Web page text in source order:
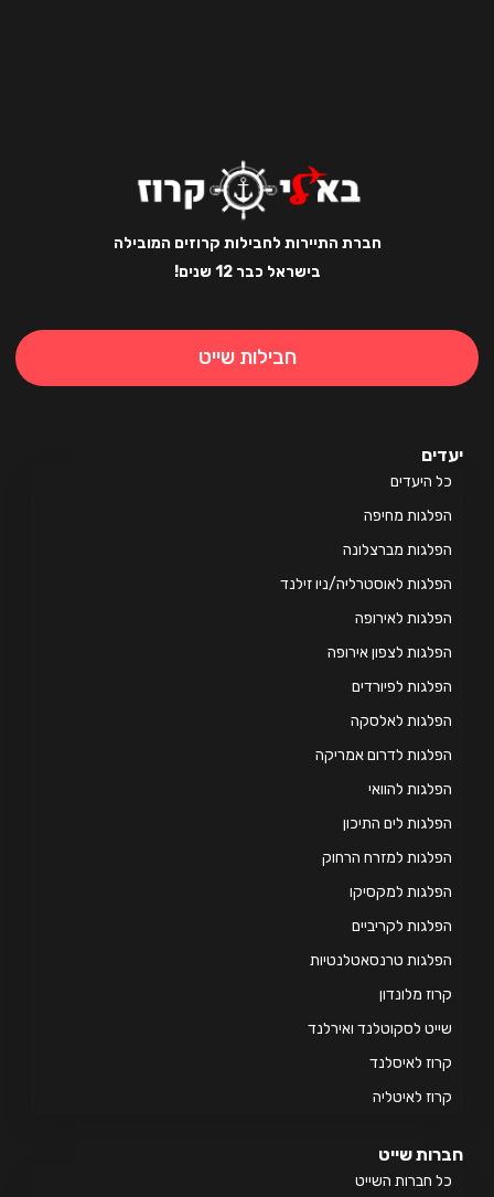
חברת התיירות לחבילות קרוזים המובילה
בישראל כבר 12 שנים!
חבילות שייט
היעדים
מחיפה
מברצלונה
לאוסטרליה/ניו זילנד
לאירופה
לצפון אירופה
לפיורדים
לאלסקה
לדרום אמריקה
להוואי
לים התיכון
למזרח הרחוק
למקסיקו
לקריביים
טרנסאטלנטיות
מלונדון
לסקוטלנד ואירלנד
לאיסלנד
לאיטליה
שייט
חברות השייט